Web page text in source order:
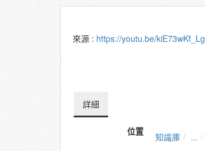
來源 : https://youtu.be/kiE73wKf_Lg
詳細
位置 知識庫 ...